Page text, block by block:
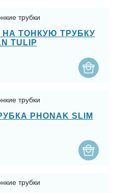
трубки
ТОНКУЮ ТРУБКУ
TULIP
трубки
PHONAK SLIM
трубки